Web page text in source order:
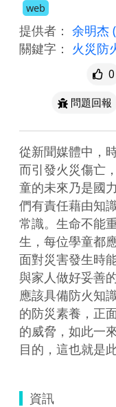
web
提供者： 余明杰
關鍵字：
火災防
0
問題回報
從新聞媒體中，
而引發火災傷亡
童的未來乃是國
們有責任藉由知
常識。生命不能
生，每位學童都
面對災害發生時
與家人做好妥善
應該具備防火知
的防災素養，正
的威脅，如此一
目的，這也就是
資訊